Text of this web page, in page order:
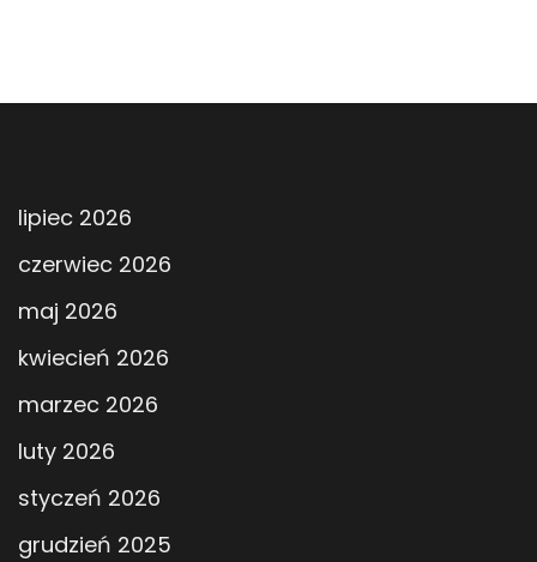
lipiec 2026
czerwiec 2026
maj 2026
kwiecień 2026
marzec 2026
luty 2026
styczeń 2026
grudzień 2025